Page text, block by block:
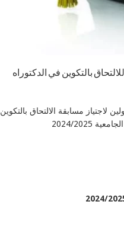
بالتكوين في الدكتوراه
لاجتياز مسابقة الالتحاق بالتكوين
2025